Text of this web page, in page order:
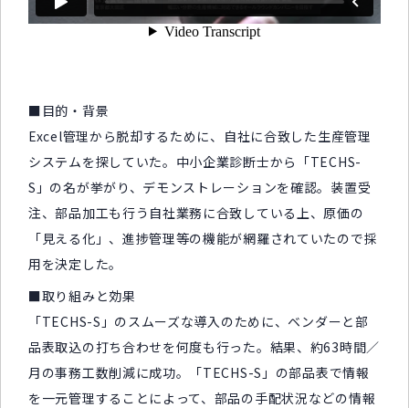
■目的・背景
Excel管理から脱却するために、自社に合致した生産管理
システムを探していた。中小企業診断士から「TECHS-
S」の名が挙がり、デモンストレーションを確認。装置受
注、部品加工も行う自社業務に合致している上、原価の
「見える化」、進捗管理等の機能が網羅されていたので採
用を決定した。
■取り組みと効果
「TECHS-S」のスムーズな導入のために、ベンダーと部
品表取込の打ち合わせを何度も行った。結果、約63時間／
月の事務工数削減に成功。「TECHS-S」の部品表で情報
を一元管理することによって、部品の手配状況などの情報